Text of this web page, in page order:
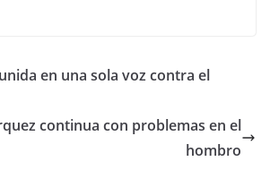
en una sola voz contra el
continua con problemas en el
hombro